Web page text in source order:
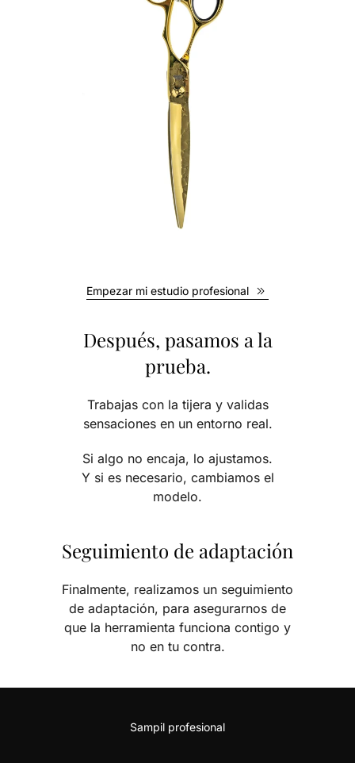
Empezar mi estudio profesional
Después, pasamos a la
prueba.
Trabajas con la tijera y validas
sensaciones en un entorno real.
Si algo no encaja, lo ajustamos.
Y si es necesario, cambiamos el
modelo.
Seguimiento de adaptación
Finalmente, realizamos un seguimiento
de adaptación, para asegurarnos de
que la herramienta funciona contigo y
no en tu contra.
Sampil profesional